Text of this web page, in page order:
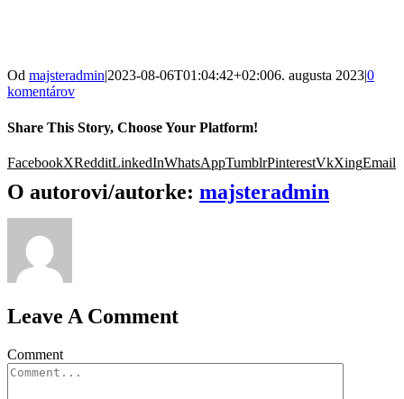
Od majsteradmin|2023-08-06T01:04:42+02:006. augusta 2023|0
komentárov
Share This Story, Choose Your Platform!
FacebookXRedditLinkedInWhatsAppTumblrPinterestVkXingEmail
O autorovi/autorke: majsteradmin
Leave A Comment
Comment